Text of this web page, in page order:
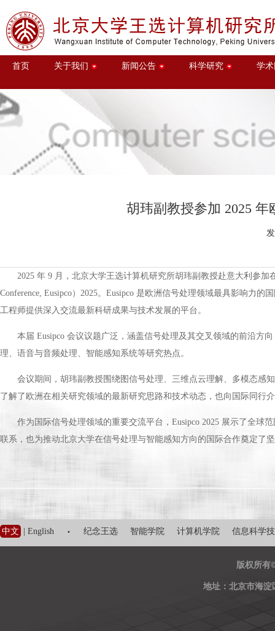
首页 关于我们 新闻公告 科学研究 学
胡玮副教授参加 2025 年
2025 年 9 月，北京大学王选计算机研究所胡玮副教授赴意大利参加
Conference, Eusipco）2025。Eusipco 是欧洲信号处理领域最具影响力
工程师提供深入交流最新科研成果与技术发展的平台。
本届 Eusipco 会议议题广泛，涵盖信号处理及其交叉领域的前沿方
理、语音与音频处理、智能感知系统等研究热点。
会议期间，胡玮副教授围绕图信号处理、三维点云理解、多模态感
了解了欧洲在相关研究领域的最新研究思路和技术动态，也向国际同行
作为国际信号处理领域的重要交流平台，Eusipco 2025 展示了全球
联系，也为推动北京大学在信号处理与智能感知方向的国际合作奠定了
中文 English · 纪念王选 智能学院 计算机学院 信息科学
版权所有
地址：北京市海